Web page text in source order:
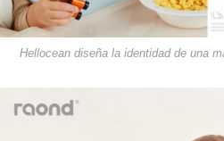
Hellocean diseña la identidad de una